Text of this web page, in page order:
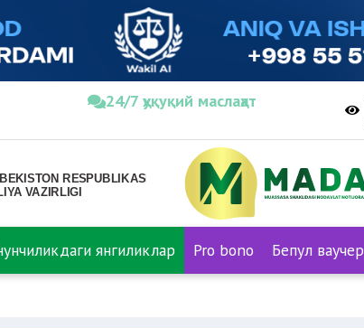
24/7 ҳуқуқий маслаҳат
янгиликлар Pro bono Бепул ваучер